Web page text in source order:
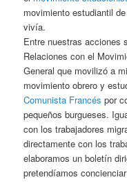
movimiento estudiantil
vivía.
Entre nuestras acciones
Relaciones con el
General que movilizó a
movimiento obrero y
Comunista Francés por
pequeños burgueses.
con los trabajadores
directamente con los
elaboramos un boletín
pretendíamos